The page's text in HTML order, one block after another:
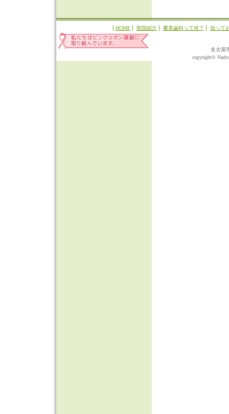
HOME 医院紹介 審美歯科って何？ 知って
名古屋
copyright©